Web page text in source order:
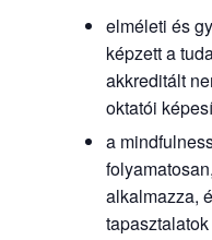
elméleti és
képzett a
akkreditált
oktatói
a
alkalmazza,